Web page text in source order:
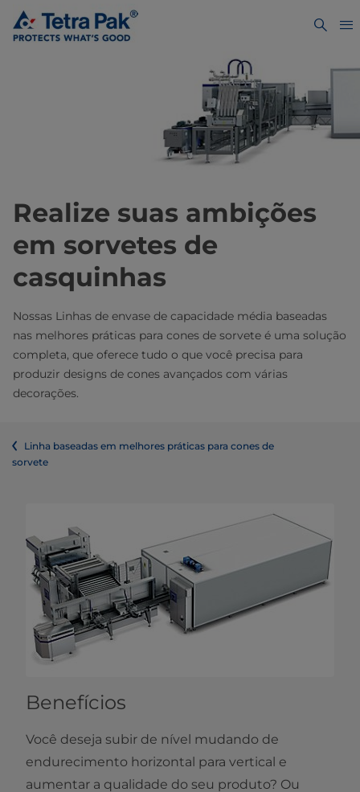
Realize suas ambições
em sorvetes de
casquinhas
Nossas Linhas de envase de capacidade média baseadas
nas melhores práticas para cones de sorvete é uma solução
completa, que oferece tudo o que você precisa para
produzir designs de cones avançados com várias
decorações.
Linha baseadas em melhores práticas para cones de
sorvete
Benefícios
Você deseja subir de nível mudando de
endurecimento horizontal para vertical e
aumentar a qualidade do seu produto? Ou